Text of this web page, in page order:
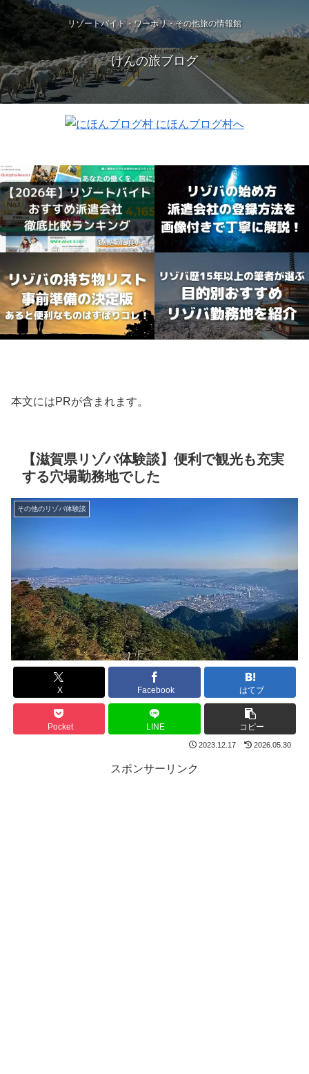
リゾートバイト・ワーホリ・その他旅の情報館
けんの旅ブログ
本文にはPRが含まれます。
【滋賀県リゾバ体験談】便利で観光も充実
する穴場勤務地でした
その他のリゾバ体験談
X Facebook はてブ
Pocket LINE コピー
2023.12.17 2026.05.30
スポンサーリンク